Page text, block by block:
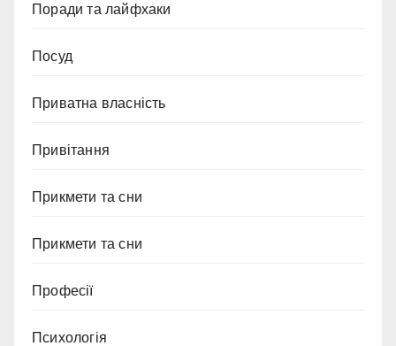
Поради та лайфхаки
Посуд
Приватна власність
Привітання
Прикмети та сни
Прикмети та сни
Професії
Психологія